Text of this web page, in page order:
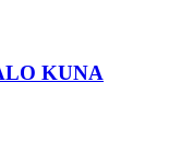
KUNA